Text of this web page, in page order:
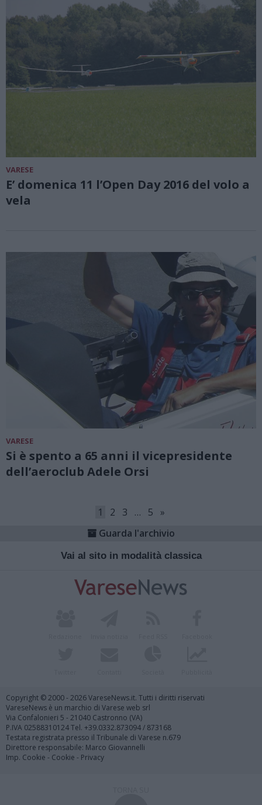
VARESE
E’ domenica 11 l’Open Day 2016 del volo a
vela
VARESE
Si è spento a 65 anni il vicepresidente
dell’aeroclub Adele Orsi
1 2 3 … 5
»
Guarda l'archivio
Vai al sito in modalità classica
Copyright © 2000 - 2026 VareseNews.it. Tutti i diritti riservati
VareseNews è un marchio di Varese web srl
Via Confalonieri 5 - 21040 Castronno (VA)
P.IVA 02588310124 Tel. +39.0332.873094 / 873168
Testata registrata presso il Tribunale di Varese n.679
Direttore responsabile: Marco Giovannelli
Imp. Cookie - Cookie - Privacy